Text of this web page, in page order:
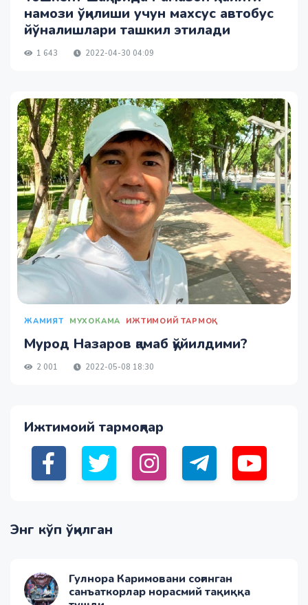
намози ўқилиши учун махсус автобус
йўналишлари ташкил этилади
1 643 2022-04-30 04:09
ЖАМИЯТ МУХОКАМА ИЖТИМОИЙ ТАРМОҚ
Мурод Назаров қамаб қўйилдими?
2 001 2022-05-08 18:30
Ижтимоий тармоқлар
Энг кўп ўқилган
Гулнора Каримовани соғинган
санъаткорлар норасмий тақиққа